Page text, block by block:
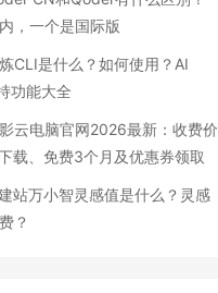
，一个是国际版
CLI是什么？如何使用？AI
功能大全
云电脑官网2026最新：收费价
载、免费3个月及优惠券领取
站万小智灵感值是什么？灵感
？